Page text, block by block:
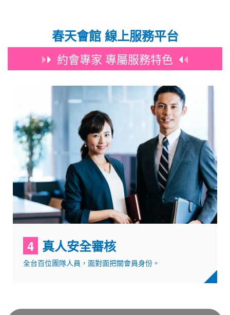
春天會館 線上服務平台
約會專家 專屬服務特色
4 真人安全審核
全台百位團隊人員，面對面把關會員身份。